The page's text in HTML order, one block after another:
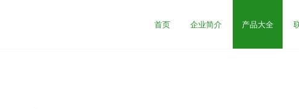
首页 企业简介 产品大全